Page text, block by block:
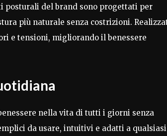
posturali del brand sono progettati per
più naturale senza costrizioni.
e tensioni, migliorando il benessere
nella vita di tutti i giorni senza
da usare, intuitivi e adatti a qualsiasi